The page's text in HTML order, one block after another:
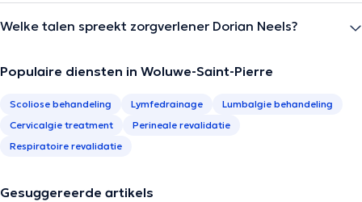
Welke talen spreekt zorgverlener Dorian Neels?
Populaire diensten in Woluwe-Saint-Pierre
Scoliose behandeling Lymfedrainage
Lumbalgie behandeling
Cervicalgie treatment
Perineale revalidatie
Respiratoire revalidatie
Gesuggereerde artikels